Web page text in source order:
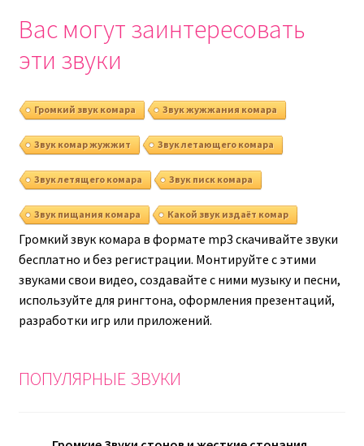
Вас могут заинтересовать
эти звуки
Громкий звук комара Звук жужжания комара
Звук комар жужжит Звук летающего комара
Звук летящего комара Звук писк комара
Звук пищания комара Какой звук издаёт комар
Громкий звук комара в формате mp3 скачивайте звуки
бесплатно и без регистрации. Монтируйте с этими
звуками свои видео, создавайте с ними музыку и песни,
используйте для рингтона, оформления презентаций,
разработки игр или приложений.
ПОПУЛЯРНЫЕ ЗВУКИ